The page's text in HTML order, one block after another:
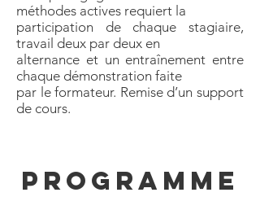
méthodes actives requiert la
participation de chaque stagiaire,
travail deux par deux en
alternance et un entraînement entre
chaque démonstration faite
par le formateur. Remise d’un support
de cours.
PROGRAMME